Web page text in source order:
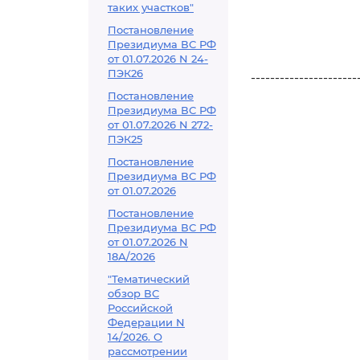
таких участков"
Постановление
Президиума ВС РФ
от 01.07.2026 N 24-
ПЭК26
Постановление
Президиума ВС РФ
от 01.07.2026 N 272-
ПЭК25
Постановление
Президиума ВС РФ
от 01.07.2026
Постановление
Президиума ВС РФ
от 01.07.2026 N
18А/2026
"Тематический
обзор ВС
Российской
Федерации N
14/2026. О
рассмотрении